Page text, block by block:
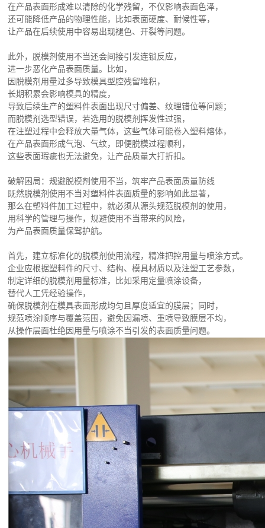
在产品表面形成难以清除的化学残留，不仅影响表面色泽，
还可能降低产品的物理性能，比如表面硬度、耐候性等，
让产品在后续使用中容易出现褪色、开裂等问题。
此外，脱模剂使用不当还会间接引发连锁反应，
进一步恶化产品表面质量。比如，
因脱模剂用量过多导致模具型腔残留堆积，
长期积累会影响模具的精度，
导致后续生产的塑料件表面出现尺寸偏差、纹理错位等问题；
而脱模剂选型错误，若选用的脱模剂挥发性过强，
在注塑过程中会释放大量气体，这些气体可能卷入塑料熔体，
在产品表面形成气泡、气纹，即便脱模过程顺利，
这些表面瑕疵也无法避免，让产品质量大打折扣。
破解困局：规避脱模剂使用不当，筑牢产品表面质量防线
既然脱模剂使用不当对塑料件表面质量的影响如此显著，
那么在塑料件加工过程中，就必须从源头规范脱模剂的使用，
用科学的管理与操作，规避使用不当带来的风险，
为产品表面质量保驾护航。
首先，建立标准化的脱模剂使用流程，精准把控用量与喷涂方式。
企业应根据塑料件的尺寸、结构、模具材质以及注塑工艺参数，
制定详细的脱模剂用量标准，比如采用定量喷涂设备，
替代人工凭经验操作，
确保脱模剂在模具表面形成均匀且厚度适宜的膜层；同时，
规范喷涂顺序与覆盖范围，避免因漏喷、重喷导致膜层不均，
从操作层面杜绝因用量与喷涂不当引发的表面质量问题。